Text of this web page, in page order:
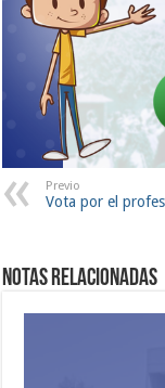
Previo
Vota por el
Notas Relacionadas